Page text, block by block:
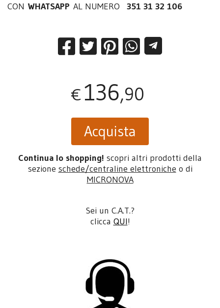
CON WHATSAPP AL NUMERO 351 31 32 106
€136,90
Acquista
Continua lo shopping! scopri altri prodotti della
sezione schede/centraline elettroniche o di
MICRONOVA
Sei un C.A.T.?
clicca QUI!